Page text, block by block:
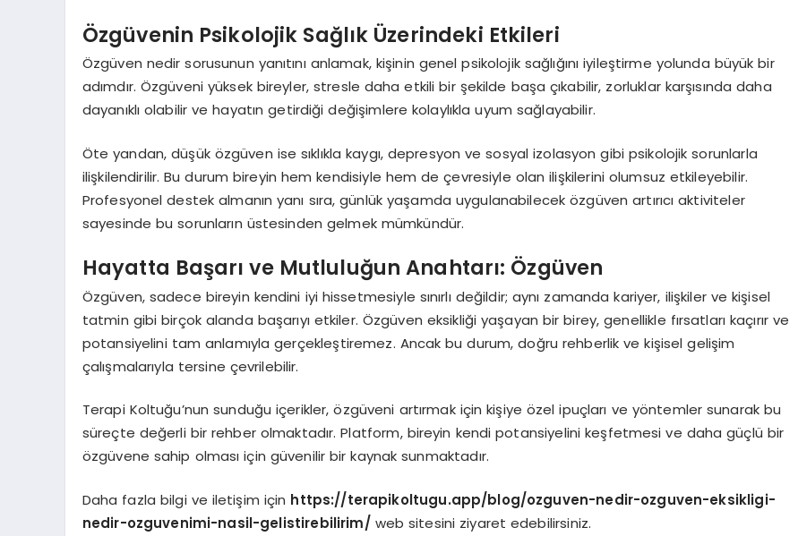
Özgüvenin Psikolojik Sağlık Üzerindeki Etkileri
Özgüven nedir sorusunun yanıtını anlamak, kişinin genel psikolojik sağlığını iyileştirme yolunda büyük bir
adımdır. Özgüveni yüksek bireyler, stresle daha etkili bir şekilde başa çıkabilir, zorluklar karşısında daha
dayanıklı olabilir ve hayatın getirdiği değişimlere kolaylıkla uyum sağlayabilir.
Öte yandan, düşük özgüven ise sıklıkla kaygı, depresyon ve sosyal izolasyon gibi psikolojik sorunlarla
ilişkilendirilir. Bu durum bireyin hem kendisiyle hem de çevresiyle olan ilişkilerini olumsuz etkileyebilir.
Profesyonel destek almanın yanı sıra, günlük yaşamda uygulanabilecek özgüven artırıcı aktiviteler
sayesinde bu sorunların üstesinden gelmek mümkündür.
Hayatta Başarı ve Mutluluğun Anahtarı: Özgüven
Özgüven, sadece bireyin kendini iyi hissetmesiyle sınırlı değildir; aynı zamanda kariyer, ilişkiler ve kişisel
tatmin gibi birçok alanda başarıyı etkiler. Özgüven eksikliği yaşayan bir birey, genellikle fırsatları kaçırır ve
potansiyelini tam anlamıyla gerçekleştiremez. Ancak bu durum, doğru rehberlik ve kişisel gelişim
çalışmalarıyla tersine çevrilebilir.
Terapi Koltuğu’nun sunduğu içerikler, özgüveni artırmak için kişiye özel ipuçları ve yöntemler sunarak bu
süreçte değerli bir rehber olmaktadır. Platform, bireyin kendi potansiyelini keşfetmesi ve daha güçlü bir
özgüvene sahip olması için güvenilir bir kaynak sunmaktadır.
Daha fazla bilgi ve iletişim için https://terapikoltugu.app/blog/ozguven-nedir-ozguven-eksikligi-
nedir-ozguvenimi-nasil-gelistirebilirim/web sitesini ziyaret edebilirsiniz.